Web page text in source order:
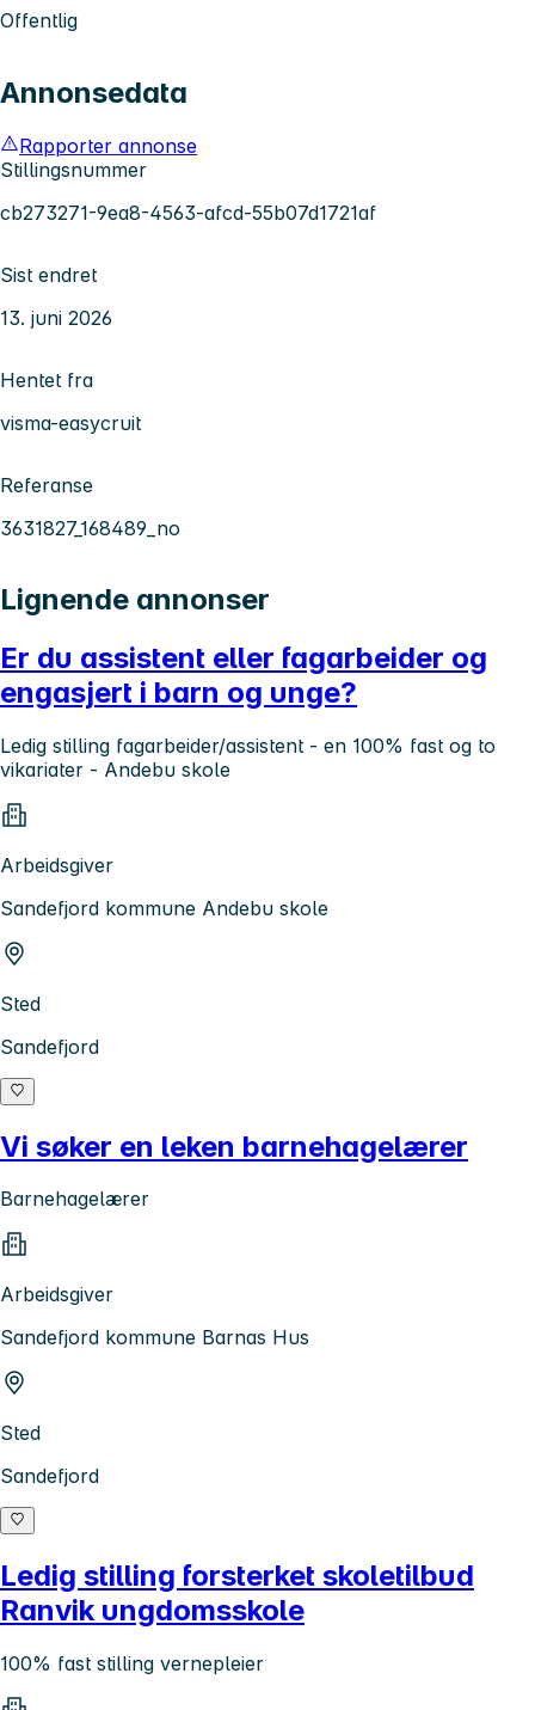
Offentlig
Annonsedata
Rapporter annonse
Stillingsnummer
cb273271-9ea8-4563-afcd-55b07d1721af
Sist endret
13. juni 2026
Hentet fra
visma-easycruit
Referanse
3631827_168489_no
Lignende annonser
Er du assistent eller fagarbeider og
engasjert i barn og unge?
Ledig stilling fagarbeider/assistent - en 100% fast og to
vikariater - Andebu skole
Arbeidsgiver
Sandefjord kommune Andebu skole
Sted
Sandefjord
Vi søker en leken barnehagelærer
Barnehagelærer
Arbeidsgiver
Sandefjord kommune Barnas Hus
Sted
Sandefjord
Ledig stilling forsterket skoletilbud
Ranvik ungdomsskole
100% fast stilling vernepleier